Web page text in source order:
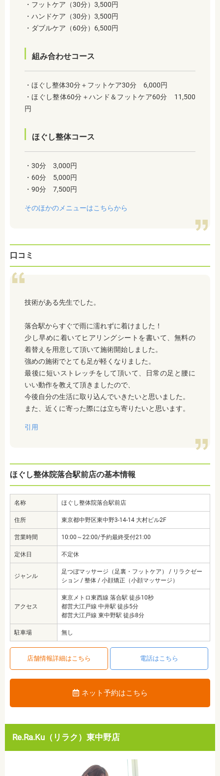
・フットケア（30分）3,500円
・ハンドケア（30分）3,500円
・ダブルケア（60分）6,500円
組み合わせコース
・ほぐし整体30分＋フットケア30分 6,000円
・ほぐし整体60分＋ハンド＆フットケア60分 11,500
円
ほぐし整体コース
・30分 3,000円
・60分 5,000円
・90分 7,500円
そのほかのメニューはこちらから
口コミ
技術がある先生でした。
落合駅からすぐで雨に濡れずに着けました！
少し早めに着いてヒアリングシートを書いて、無料の
着替えを用意して頂いて施術開始しました。
強めの施術でとても足が軽くなりました。
最後に短いストレッチをして頂いて、日常の足と腰に
いい動作を教えて頂きましたので、
今後自分の生活に取り込んでいきたいと思いました。
また、近くに寄った際には立ち寄りたいと思います。
引用
ほぐし整体院落合駅前店の基本情報
名称 ほぐし整体院落合駅前店
住所 東京都中野区東中野3-14-14 大村ビル2F
営業時間 10:00～22:00/予約最終受付21:00
定休日 不定休
ジャンル
足つぼマッサージ（足裏・フットケア） / リラクゼー
ション / 整体 / 小顔矯正（小顔マッサージ）
アクセス
東京メトロ東西線 落合駅 徒歩10秒
都営大江戸線 中井駅 徒歩5分
都営大江戸線 東中野駅 徒歩8分
駐車場 無し
店舗情報詳細はこちら 電話はこちら
ネット予約はこちら
Re.Ra.Ku（リラク）東中野店